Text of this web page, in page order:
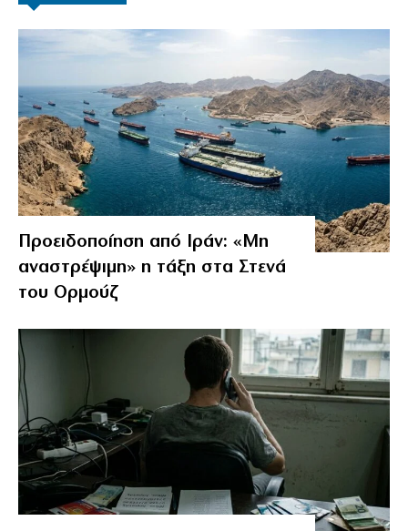
Προειδοποίηση από Ιράν: «Μη
αναστρέψιμη» η τάξη στα Στενά
του Ορμούζ